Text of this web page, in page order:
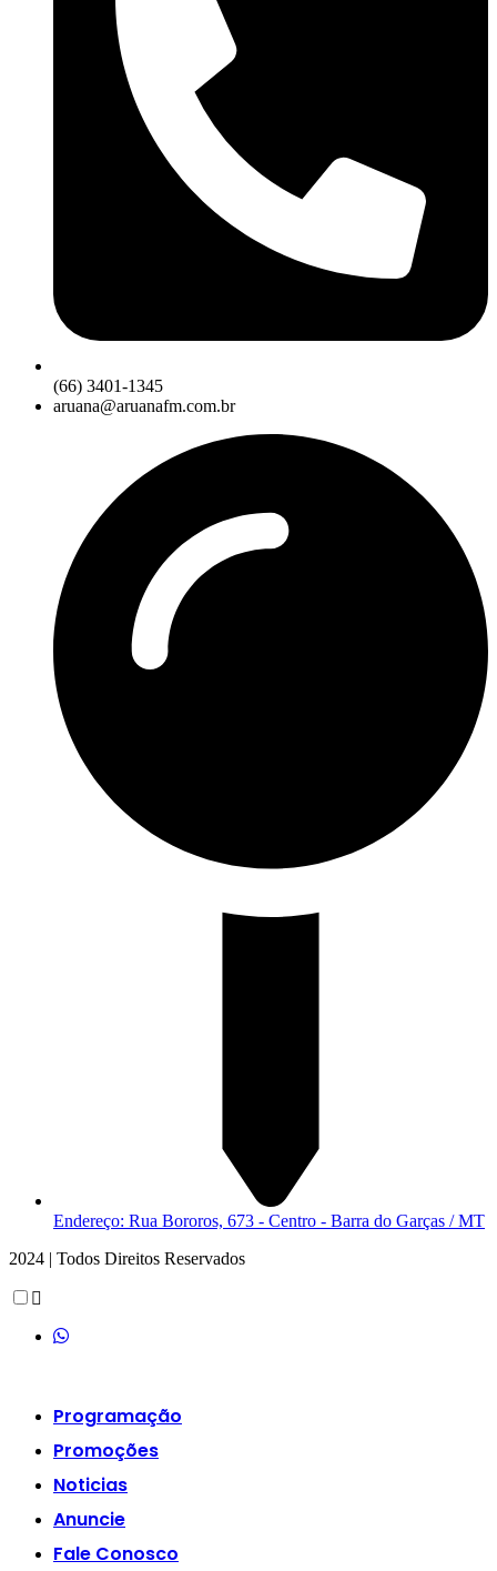
(66) 3401-1345
aruana@aruanafm.com.br
Endereço: Rua Bororos, 673 - Centro - Barra do Garças / MT
2024 | Todos Direitos Reservados
Programação
Promoções
Noticias
Anuncie
Fale Conosco